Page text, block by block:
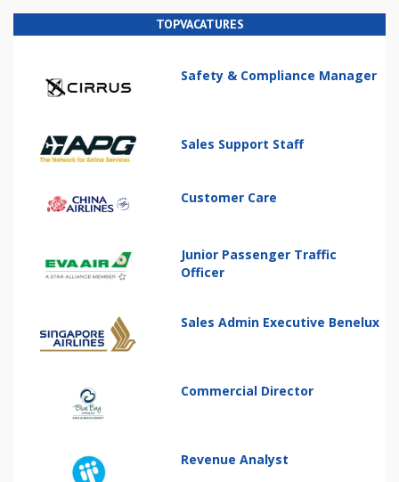
TOPVACATURES
Safety & Compliance Manager
Sales Support Staff
Customer Care
Junior Passenger Traffic
Officer
Sales Admin Executive Benelux
Commercial Director
Revenue Analyst